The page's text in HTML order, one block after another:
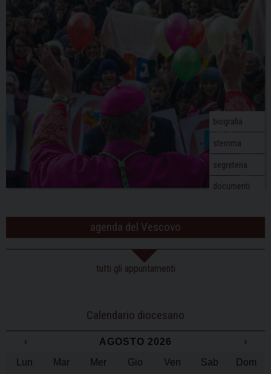
biografia
stemma
segreteria
documenti
agenda del Vescovo
tutti gli appuntamenti
Calendario diocesano
‹ AGOSTO 2026
›
Lun
Mar Mer Gio Ven Sab Dom